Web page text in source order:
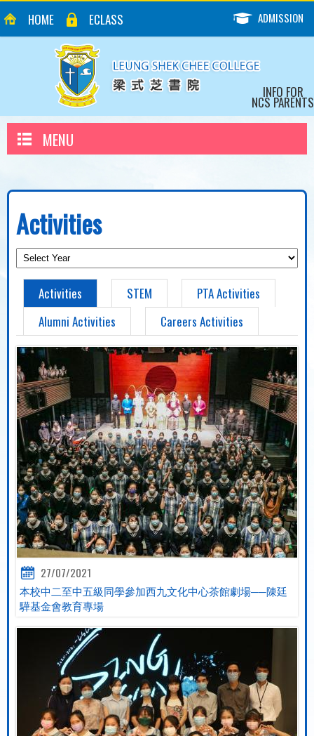
HOME ECLASS ADMISSION
INFO FOR
NCS PARENTS
MENU
Activities
Activities STEM
PTA Activities
Alumni Activities
Careers Activities
27/07/2021
本校中二至中五級同學參加西九文化中心茶館劇場──陳廷
驊基金會教育專場